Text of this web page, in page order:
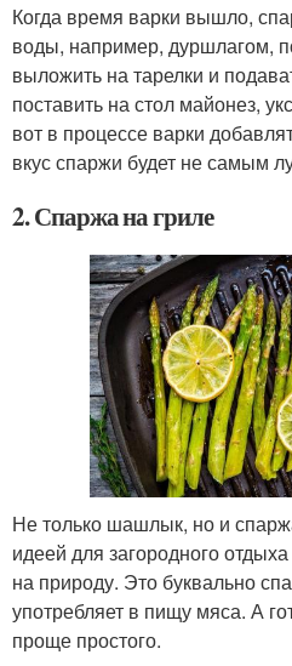
Когда время варки вышло,
воды, например, дуршлагом,
выложить на тарелки и
поставить на стол майонез,
вот в процессе варки
вкус спаржи будет не самым
2. Спаржа на гриле
Не только шашлык, но и
идеей для загородного
на природу. Это буквально
употребляет в пищу мяса. А
проще простого.